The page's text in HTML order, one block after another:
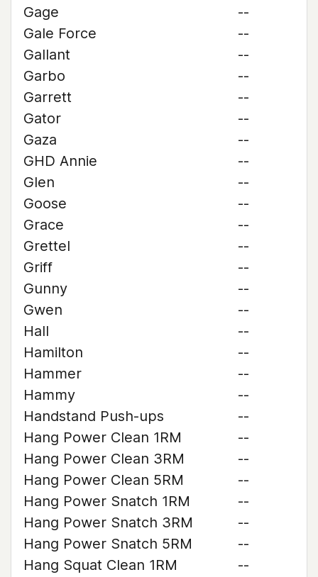
Gage
--
Gale Force
--
Gallant
--
Garbo
--
Garrett
--
Gator
--
Gaza
--
GHD Annie
--
Glen
--
Goose
--
Grace
--
Grettel
--
Griff
--
Gunny
--
Gwen
--
Hall
--
Hamilton
--
Hammer
--
Hammy
--
Handstand Push-ups
--
Hang Power Clean 1RM
--
Hang Power Clean 3RM
--
Hang Power Clean 5RM
--
Hang Power Snatch 1RM
--
Hang Power Snatch 3RM
--
Hang Power Snatch 5RM
--
Hang Squat Clean 1RM
--